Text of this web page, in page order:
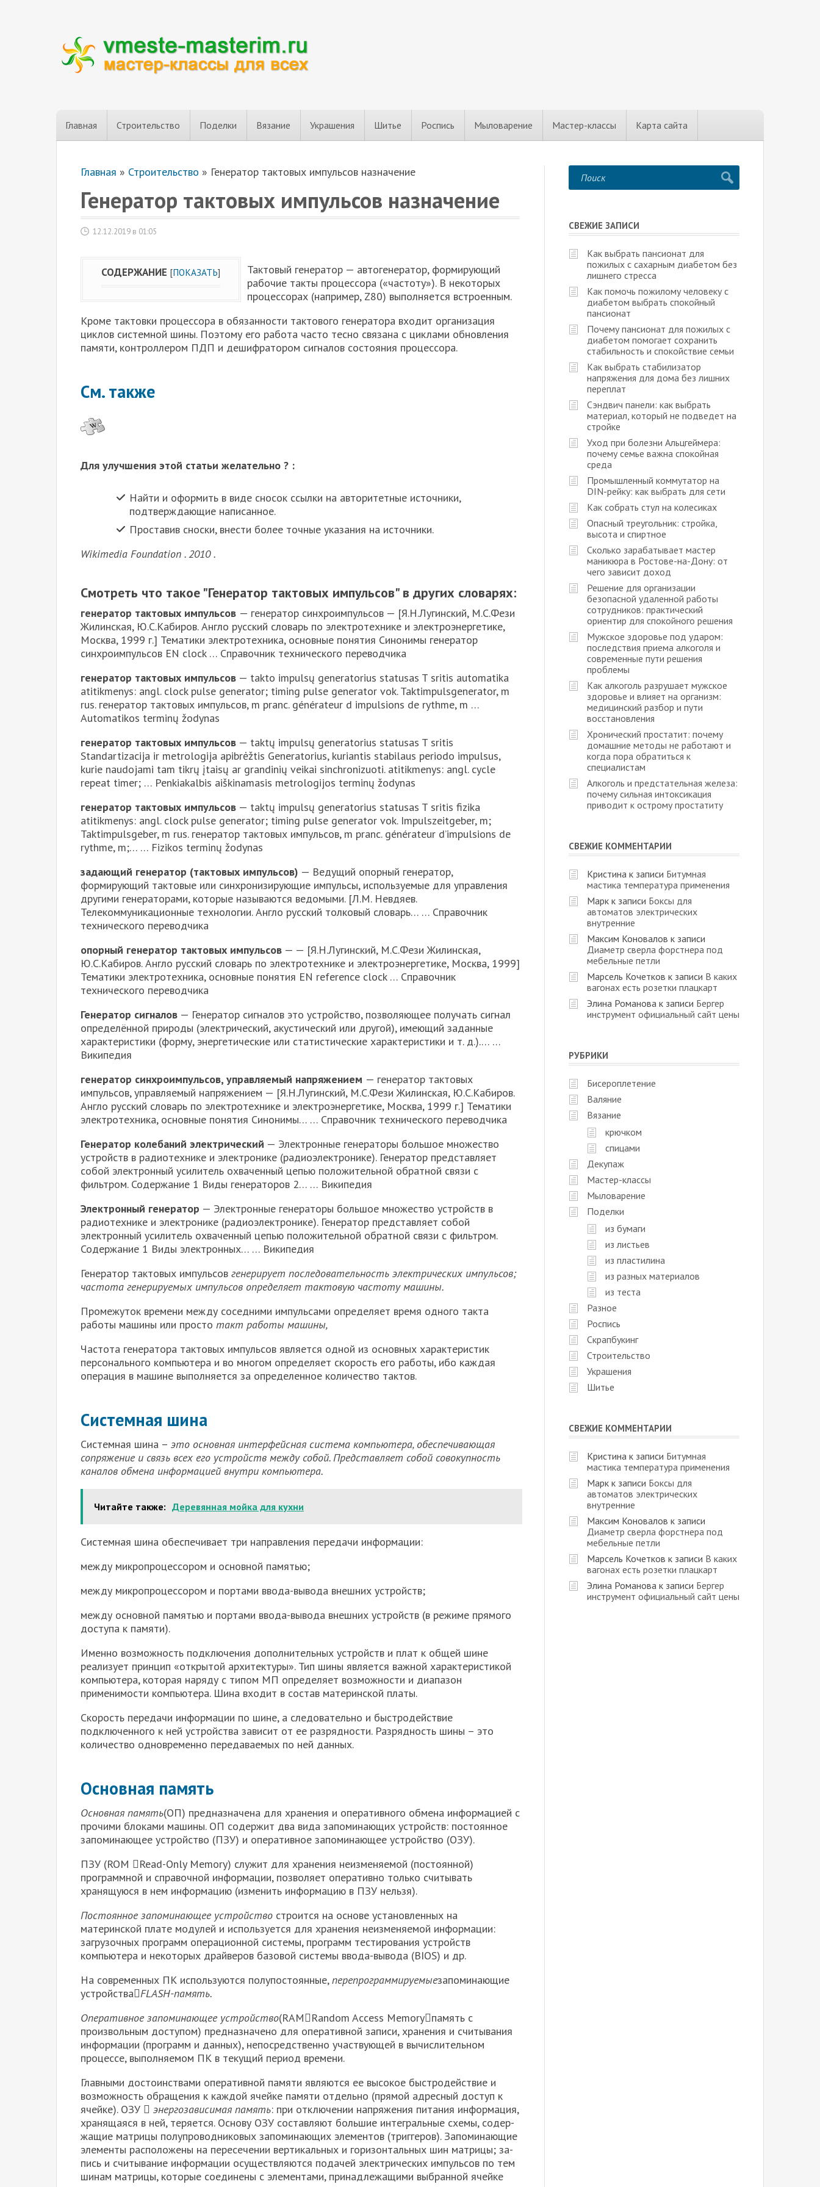
Главная Строительство Поделки Вязание Украшения Шитье Роспись Мыловарение Мастер-классы Карта сайта
Главная » Строительство » Генератор тактовых импульсов назначение
Генератор тактовых импульсов назначение
12.12.2019 в 01:05
СОДЕРЖАНИЕ [ПОКАЗАТЬ]
Тактовый генератор — автогенератор, формирующий
рабочие такты процессора («частоту»). В некоторых
процессорах (например, Z80) выполняется встроенным.
Кроме тактовки процессора в обязанности тактового генератора входит организация
циклов системной шины. Поэтому его работа часто тесно связана с циклами обновления
памяти, контроллером ПДП и дешифратором сигналов состояния процессора.
См. также
Для улучшения этой статьи желательно ? :
Найти и оформить в виде сносок ссылки на авторитетные источники,
подтверждающие написанное.
Проставив сноски, внести более точные указания на источники.
Wikimedia Foundation . 2010 .
Смотреть что такое "Генератор тактовых импульсов" в других словарях:
генератор тактовых импульсов — генератор синхроимпульсов — [Я.Н.Лугинский, М.С.Фези
Жилинская, Ю.С.Кабиров. Англо русский словарь по электротехнике и электроэнергетике,
Москва, 1999 г.] Тематики электротехника, основные понятия Синонимы генератор
синхроимпульсов EN clock … Справочник технического переводчика
генератор тактовых импульсов — takto impulsų generatorius statusas T sritis automatika
atitikmenys: angl. clock pulse generator; timing pulse generator vok. Taktimpulsgenerator, m
rus. генератор тактовых импульсов, m pranc. générateur d impulsions de rythme, m …
Automatikos terminų žodynas
генератор тактовых импульсов — taktų impulsų generatorius statusas T sritis
Standartizacija ir metrologija apibrėžtis Generatorius, kuriantis stabilaus periodo impulsus,
kurie naudojami tam tikrų įtaisų ar grandinių veikai sinchronizuoti. atitikmenys: angl. cycle
repeat timer; … Penkiakalbis aiškinamasis metrologijos terminų žodynas
генератор тактовых импульсов — taktų impulsų generatorius statusas T sritis fizika
atitikmenys: angl. clock pulse generator; timing pulse generator vok. Impulszeitgeber, m;
Taktimpulsgeber, m rus. генератор тактовых импульсов, m pranc. générateur d’impulsions de
rythme, m;… … Fizikos terminų žodynas
задающий генератор (тактовых импульсов) — Ведущий опорный генератор,
формирующий тактовые или синхронизирующие импульсы, используемые для управления
другими генераторами, которые называются ведомыми. [Л.М. Невдяев.
Телекоммуникационные технологии. Англо русский толковый словарь… … Справочник
технического переводчика
опорный генератор тактовых импульсов — — [Я.Н.Лугинский, М.С.Фези Жилинская,
Ю.С.Кабиров. Англо русский словарь по электротехнике и электроэнергетике, Москва, 1999]
Тематики электротехника, основные понятия EN reference clock … Справочник
технического переводчика
Генератор сигналов — Генератор сигналов это устройство, позволяющее получать сигнал
определённой природы (электрический, акустический или другой), имеющий заданные
характеристики (форму, энергетические или статистические характеристики и т. д.).… …
Википедия
генератор синхроимпульсов, управляемый напряжением — генератор тактовых
импульсов, управляемый напряжением — [Я.Н.Лугинский, М.С.Фези Жилинская, Ю.С.Кабиров.
Англо русский словарь по электротехнике и электроэнергетике, Москва, 1999 г.] Тематики
электротехника, основные понятия Синонимы… … Справочник технического переводчика
Генератор колебаний электрический — Электронные генераторы большое множество
устройств в радиотехнике и электронике (радиоэлектронике). Генератор представляет
собой электронный усилитель охваченный цепью положительной обратной связи с
фильтром. Содержание 1 Виды генераторов 2… … Википедия
Электронный генератор — Электронные генераторы большое множество устройств в
радиотехнике и электронике (радиоэлектронике). Генератор представляет собой
электронный усилитель охваченный цепью положительной обратной связи с фильтром.
Содержание 1 Виды электронных… … Википедия
Генератор тактовых импульсов генерирует последовательность электрических импульсов;
частота генерируемых импульсов определяет тактовую частоту машины.
Промежуток времени между соседними импульсами определяет время одного такта
работы машины или просто такт работы машины,
Частота генератора тактовых импульсов является одной из основных характеристик
персонального компьютера и во многом определяет скорость его работы, ибо каждая
опера­ция в машине выполняется за определенное количество тактов.
Системная шина
Системная шина – это основная интерфейсная система компьютера, обеспечивающая
сопряжение и связь всех его устройств между собой. Представляет собой совокупность
каналов обмена информацией внутри компьютера.
Читайте также: Деревянная мойка для кухни
Системная шина обеспечивает три направления передачи информации:
между микропроцессором и основной памятью;
между микропроцессором и портами ввода-вывода внешних устройств;
между основной памятью и портами ввода-вывода внешних устройств (в режиме прямого
доступа к памяти).
Именно возможность подключения дополнительных устройств и плат к общей шине
реализует принцип «открытой архитектуры». Тип шины является важной характеристикой
компьютера, которая наряду с типом МП определяет возможности и диапазон
применимости компьютера. Шина входит в состав материнской платы.
Скорость передачи информации по шине, а следовательно и быстродействие
подключенного к ней устройства зависит от ее разрядности. Разрядность шины – это
количество одновременно передаваемых по ней данных.
Основная память
Основная память(ОП) предназначена для хранения и оперативного обмена ин­формацией с
прочими блоками машины. ОП содержит два вида запоминающих устройств: постоянное
запоминающее устройство (ПЗУ) и оперативное запоминающее устройство (ОЗУ).
ПЗУ (ROM Read-Only Memory) служит для хранения неизменяемой (постоянной)
программной и справочной ин­формации, позволяет оперативно только считывать
хранящуюся в нем информацию (изме­нить информацию в ПЗУ нельзя).
Постоянное запоминающее устройство строится на основе ус­тановленных на
материнской плате модулей и используется для хранения неизме­няемой информации:
загрузочных программ операционной системы, программ тестирования устройств
компьютера и некоторых драйверов базовой системы ввода-вывода (BIOS) и др.
На современных ПК используются полупо­стоянные, перепрограммируемыезапоминающие
устройстваFLASH-па­мять.
Оперативное запоминающее устройство(RAMRandom Access Memoryпамять с
произвольным доступом) предназначено для оперативной записи, хранения и считывания
информации (программ и данных), непосредственно участвующей в вычислительном
процессе, выполняемом ПК в текущий период времени.
Главными достоинствами оперативной памяти являются ее высокое быстродействие и
возможность обращения к каж­дой ячейке памяти отдельно (прямой адресный доступ к
ячейке). ОЗУ  энергозависимая память: при отключении напряжения питания информация,
хранящаяся в ней, теряется. Основу ОЗУ составляют большие интегральные схемы, содер­
жащие матрицы полупроводниковых запоминающих элементов (триггеров). Запоминающие
элементы расположены на пересечении вертикальных и горизонтальных шин матрицы; за­
пись и считывание информации осуществляются подачей электрических импульсов по тем
шинам матрицы, которые соединены с элементами, принадлежащими выбранной ячейке
СВЕЖИЕ ЗАПИСИ
Как выбрать пансионат для
пожилых с сахарным диабетом без
лишнего стресса
Как помочь пожилому человеку с
диабетом выбрать спокойный
пансионат
Почему пансионат для пожилых с
диабетом помогает сохранить
стабильность и спокойствие семьи
Как выбрать стабилизатор
напряжения для дома без лишних
переплат
Сэндвич панели: как выбрать
материал, который не подведет на
стройке
Уход при болезни Альцгеймера:
почему семье важна спокойная
среда
Промышленный коммутатор на
DIN-рейку: как выбрать для сети
Как собрать стул на колесиках
Опасный треугольник: стройка,
высота и спиртное
Сколько зарабатывает мастер
маникюра в Ростове-на-Дону: от
чего зависит доход
Решение для организации
безопасной удаленной работы
сотрудников: практический
ориентир для спокойного решения
Мужское здоровье под ударом:
последствия приема алкоголя и
современные пути решения
проблемы
Как алкоголь разрушает мужское
здоровье и влияет на организм:
медицинский разбор и пути
восстановления
Хронический простатит: почему
домашние методы не работают и
когда пора обратиться к
специалистам
Алкоголь и предстательная железа:
почему сильная интоксикация
приводит к острому простатиту
СВЕЖИЕ КОММЕНТАРИИ
Кристина к записи Битумная
мастика температура применения
Марк к записи Боксы для
автоматов электрических
внутренние
Максим Коновалов к записи
Диаметр сверла форстнера под
мебельные петли
Марсель Кочетков к записи В каких
вагонах есть розетки плацкарт
Элина Романова к записи Бергер
инструмент официальный сайт цены
РУБРИКИ
Бисероплетение
Валяние
Вязание
крючком
спицами
Декупаж
Мастер-классы
Мыловарение
Поделки
из бумаги
из листьев
из пластилина
из разных материалов
из теста
Разное
Роспись
Скрапбукинг
Строительство
Украшения
Шитье
СВЕЖИЕ КОММЕНТАРИИ
Кристина к записи Битумная
мастика температура применения
Марк к записи Боксы для
автоматов электрических
внутренние
Максим Коновалов к записи
Диаметр сверла форстнера под
мебельные петли
Марсель Кочетков к записи В каких
вагонах есть розетки плацкарт
Элина Романова к записи Бергер
инструмент официальный сайт цены